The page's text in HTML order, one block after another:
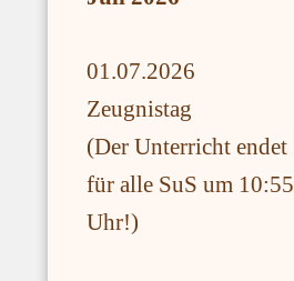
01.07.2026
Zeugnistag
(Der Unterricht endet
für alle SuS um 10:55
Uhr!)